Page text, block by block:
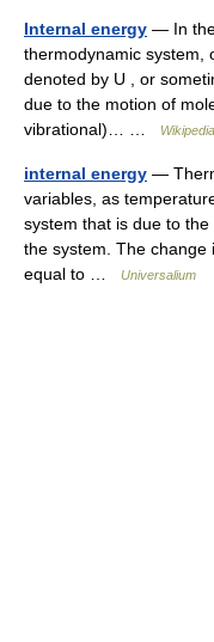
Internal energy — In
thermodynamic system,
denoted by U , or
due to the motion of
vibrational)… …
Wikipedia
internal energy —
variables, as
system that is due to
the system. The change
equal to …
Universalium